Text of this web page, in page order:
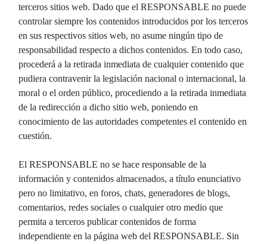
terceros sitios web. Dado que el RESPONSABLE no puede
controlar siempre los contenidos introducidos por los terceros
en sus respectivos sitios web, no asume ningún tipo de
responsabilidad respecto a dichos contenidos. En todo caso,
procederá a la retirada inmediata de cualquier contenido que
pudiera contravenir la legislación nacional o internacional, la
moral o el orden público, procediendo a la retirada inmediata
de la redirección a dicho sitio web, poniendo en
conocimiento de las autoridades competentes el contenido en
cuestión.
El RESPONSABLE no se hace responsable de la
información y contenidos almacenados, a título enunciativo
pero no limitativo, en foros, chats, generadores de blogs,
comentarios, redes sociales o cualquier otro medio que
permita a terceros publicar contenidos de forma
independiente en la página web del RESPONSABLE. Sin